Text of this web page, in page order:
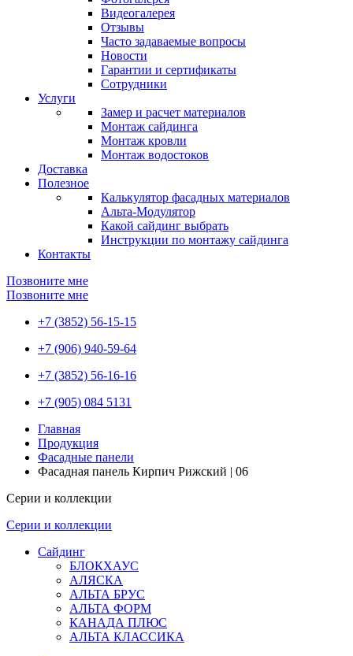
Видеогалерея
Отзывы
Часто задаваемые вопросы
Новости
Гарантии и сертификаты
Сотрудники
Услуги
Замер и расчет материалов
Монтаж сайдинга
Монтаж кровли
Монтаж водостоков
Доставка
Полезное
Калькулятор фасадных материалов
Альта-Модулятор
Какой сайдинг выбрать
Инструкции по монтажу сайдинга
Контакты
Позвоните мне
Позвоните мне
+7 (3852) 56-15-15
+7 (906) 940-59-64
+7 (3852) 56-16-16
+7 (905) 084 5131
Главная
Продукция
Фасадные панели
Фасадная панель Кирпич Рижский | 06
Серии и коллекции
Серии и коллекции
Сайдинг
БЛОКХАУС
АЛЯСКА
АЛЬТА БРУС
АЛЬТА ФОРМ
КАНАДА ПЛЮС
АЛЬТА КЛАССИКА